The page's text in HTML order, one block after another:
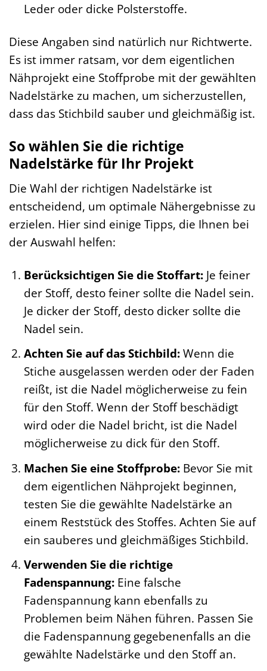
Leder oder dicke Polsterstoffe.
Diese Angaben sind natürlich nur Richtwerte.
Es ist immer ratsam, vor dem eigentlichen
Nähprojekt eine Stoffprobe mit der gewählten
Nadelstärke zu machen, um sicherzustellen,
dass das Stichbild sauber und gleichmäßig ist.
So wählen Sie die richtige
Nadelstärke für Ihr Projekt
Die Wahl der richtigen Nadelstärke ist
entscheidend, um optimale Nähergebnisse zu
erzielen. Hier sind einige Tipps, die Ihnen bei
der Auswahl helfen:
Berücksichtigen Sie die Stoffart:Je feiner
der Stoff, desto feiner sollte die Nadel sein.
Je dicker der Stoff, desto dicker sollte die
Nadel sein.
Achten Sie auf das Stichbild:Wenn die
Stiche ausgelassen werden oder der Faden
reißt, ist die Nadel möglicherweise zu fein
für den Stoff. Wenn der Stoff beschädigt
wird oder die Nadel bricht, ist die Nadel
möglicherweise zu dick für den Stoff.
Machen Sie eine Stoffprobe:Bevor Sie mit
dem eigentlichen Nähprojekt beginnen,
testen Sie die gewählte Nadelstärke an
einem Reststück des Stoffes. Achten Sie auf
ein sauberes und gleichmäßiges Stichbild.
Verwenden Sie die richtige
Fadenspannung:Eine falsche
Fadenspannung kann ebenfalls zu
Problemen beim Nähen führen. Passen Sie
die Fadenspannung gegebenenfalls an die
gewählte Nadelstärke und den Stoff an.